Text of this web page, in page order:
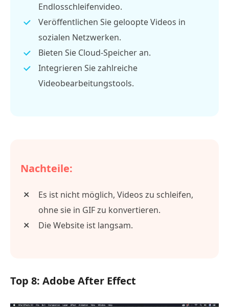
Endlosschleifenvideo.
Veröffentlichen Sie geloopte Videos in
sozialen Netzwerken.
Bieten Sie Cloud-Speicher an.
Integrieren Sie zahlreiche
Videobearbeitungstools.
Nachteile:
Es ist nicht möglich, Videos zu schleifen,
ohne sie in GIF zu konvertieren.
Die Website ist langsam.
Top 8: Adobe After Effect